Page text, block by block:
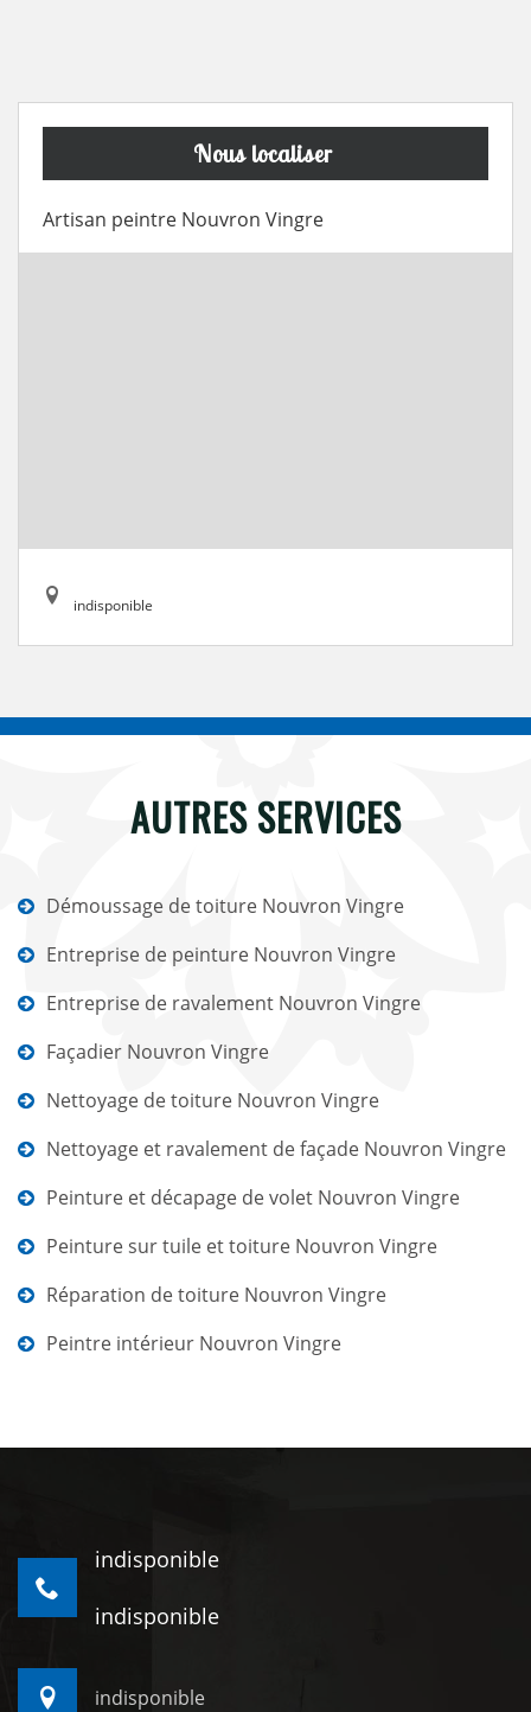
Nous localiser
Artisan peintre Nouvron Vingre
indisponible
AUTRES SERVICES
Démoussage de toiture Nouvron Vingre
Entreprise de peinture Nouvron Vingre
Entreprise de ravalement Nouvron Vingre
Façadier Nouvron Vingre
Nettoyage de toiture Nouvron Vingre
Nettoyage et ravalement de façade Nouvron Vingre
Peinture et décapage de volet Nouvron Vingre
Peinture sur tuile et toiture Nouvron Vingre
Réparation de toiture Nouvron Vingre
Peintre intérieur Nouvron Vingre
indisponible
indisponible
indisponible